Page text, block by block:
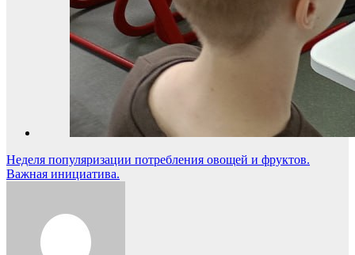
Навигация
по
Неделя популяризации потребления овощей и фруктов.
Важная инициатива.